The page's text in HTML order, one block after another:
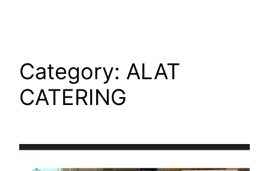
Category: ALAT
CATERING